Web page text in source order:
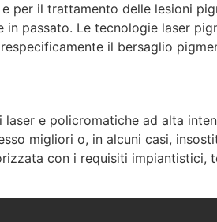
per il trattamento delle lesioni
passato. Le tecnologie laser
il bersaglio
laser e policromatiche ad alta
migliori o, in alcuni casi,
con i requisiti